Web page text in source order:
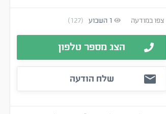
צפו במודעה 1 השבוע (127)
הצג מספר טלפון
שלח הודעה